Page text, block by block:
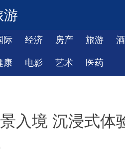
游
际 经济 房产 旅游
康 电影 艺术 医药
入境 沉浸式体